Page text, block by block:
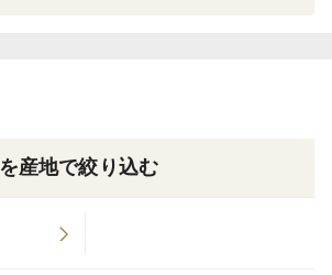
品、品質チェック、さらに丁寧に味
す。
産地で絞り込む